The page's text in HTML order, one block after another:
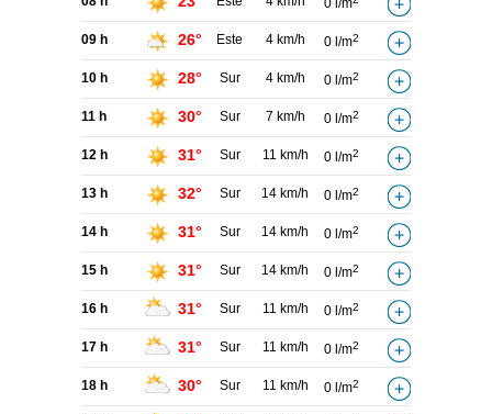
0 l/m
09 h 26° Este 4 km/h 0 l/m2
10 h 28° Sur 4 km/h 0 l/m2
11 h 30° Sur 7 km/h 0 l/m2
12 h 31° Sur 11 km/h 0 l/m2
13 h 32° Sur 14 km/h 0 l/m2
14 h 31° Sur 14 km/h 0 l/m2
15 h 31° Sur 14 km/h 0 l/m2
16 h 31° Sur 11 km/h 0 l/m2
17 h 31° Sur 11 km/h 0 l/m2
18 h 30° Sur 11 km/h 0 l/m2